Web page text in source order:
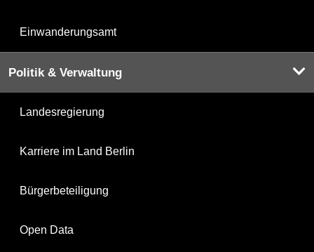
Einwanderungsamt
Politik & Verwaltung
Landesregierung
Karriere im Land Berlin
Bürgerbeteiligung
Open Data